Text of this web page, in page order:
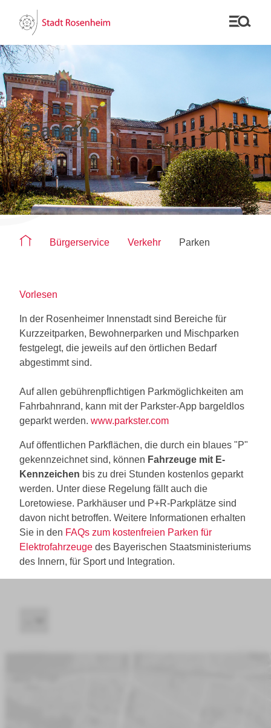
Parken
Sie befinden sich auf der Seite "Parken"
Bürgerservice Verkehr Parken
Vorlesen
In der Rosenheimer Innenstadt sind Bereiche für
Kurzzeitparken, Bewohnerparken und Mischparken
festgelegt, die jeweils auf den örtlichen Bedarf
abgestimmt sind.
Auf allen gebührenpflichtigen Parkmöglichkeiten am
Fahrbahnrand, kann mit der Parkster-App bargeldlos
geparkt werden. www.parkster.com
Auf öffentlichen Parkflächen, die durch ein blaues "P"
gekennzeichnet sind, können Fahrzeuge mit E-
Kennzeichen bis zu drei Stunden kostenlos geparkt
werden. Unter diese Regelung fällt auch die
Loretowiese. Parkhäuser und P+R-Parkplätze sind
davon nicht betroffen. Weitere Informationen erhalten
Sie in den FAQs zum kostenfreien Parken für
Elektrofahrzeuge des Bayerischen Staatsministeriums
des Innern, für Sport und Integration.